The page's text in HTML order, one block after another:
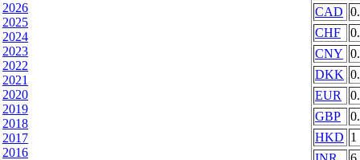
2026
2025
2024
2023
2022
2021
2020
2019
2018
2017
2016
CAD
CHF
CNY
DKK
EUR
GBP
HKD 1